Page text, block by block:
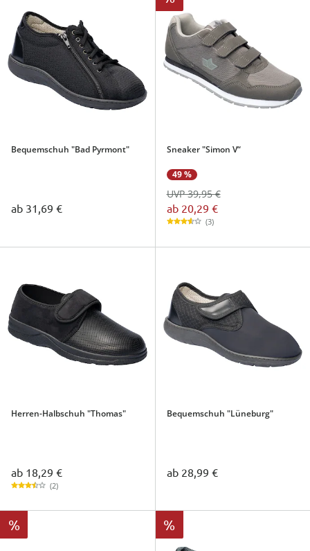
Bequemschuh "Bad Pyrmont"
ab 31,69 €
Sneaker "Simon V“
49 %
ab 20,29 €
UVP 39,95 €
(3)
Herren-Halbschuh "Thomas"
ab 18,29 €
(2)
Bequemschuh "Lüneburg"
ab 28,99 €
% %